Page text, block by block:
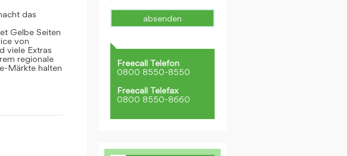
das
Gelbe Seiten
von
viele Extras
regionale
Märkte halten
Freecall Telefon
0800 8550-8550
Freecall Telefax
0800 8550-8660